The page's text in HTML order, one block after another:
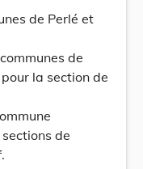
de Perlé et
de
la section de
de